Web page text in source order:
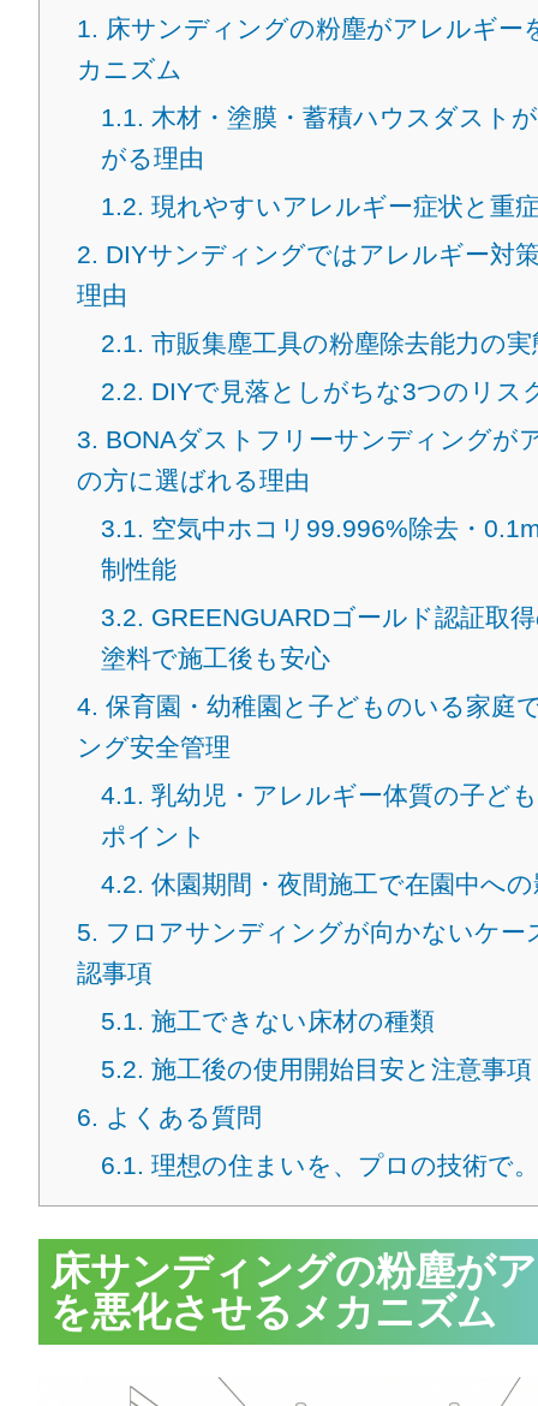
1. 床サンディングの粉塵がアレルギー
カニズム
1.1. 木材・塗膜・蓄積ハウスダスト
がる理由
1.2. 現れやすいアレルギー症状と重
2. DIYサンディングではアレルギー対
理由
2.1. 市販集塵工具の粉塵除去能力の実
2.2. DIYで見落としがちな3つのリス
3. BONAダストフリーサンディングが
の方に選ばれる理由
3.1. 空気中ホコリ99.996%除去・
制性能
3.2. GREENGUARDゴールド認証取
塗料で施工後も安心
4. 保育園・幼稚園と子どものいる家庭
ング安全管理
4.1. 乳幼児・アレルギー体質の子ど
ポイント
4.2. 休園期間・夜間施工で在園中へ
5. フロアサンディングが向かないケー
認事項
5.1. 施工できない床材の種類
5.2. 施工後の使用開始目安と注意事項
6. よくある質問
6.1. 理想の住まいを、プロの技術で
床サンディングの粉塵が
を悪化させるメカニズム